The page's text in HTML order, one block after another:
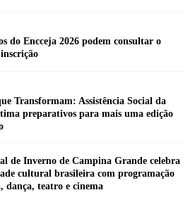
do Encceja 2026 podem consultar o
Transformam: Assistência Social da
preparativos para mais uma edição
de Inverno de Campina Grande celebra
cultural brasileira com programação
dança, teatro e cinema